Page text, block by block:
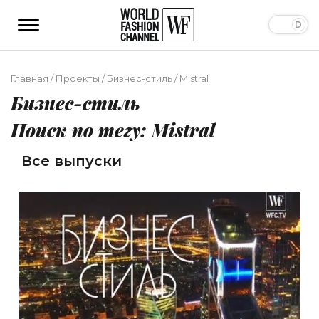
Главная /Проекты /Бизнес-стиль/Mistral
Бизнес-стиль
Поиск по тегу: Mistral
Все выпуски